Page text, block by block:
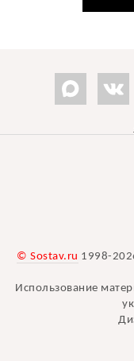
© Sostav.ru 1998-
Использование